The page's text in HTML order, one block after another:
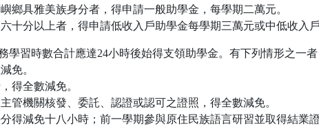
鄉具雅美族身分者，得申請一般助學金，每學期二萬元。
十分以上者，得申請低收入戶助學金每學期三萬元或中低收入
習時數合計應達24小時後始得支領助學金。有下列情形之一者
免。
得全數減免。
管機關核發、委託、認證或認可之證照，得全數減免。
得減免十八小時；前一學期參與原住民族語言研習並取得結業